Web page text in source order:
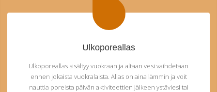
Ulkoporeallas
Ulkoporeallas sisältyy vuokraan ja altaan vesi vaihdetaan
ennen jokaista vuokralaista. Allas on aina lämmin ja voit
nauttia poreista päivän aktiviteettien jälkeen ystäviesi tai